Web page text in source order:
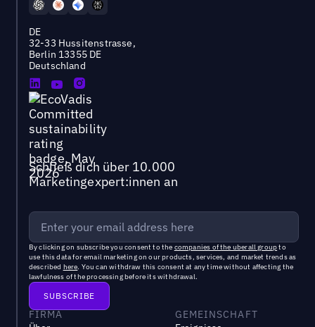
DE
32-33 Hussitenstrasse,
Berlin 13355 DE
Deutschland
Schließ dich über 10.000
Marketingexpert:innen an
By clicking on subscribe you consent to the companies of the uberall groupto
use this data for email marketing on our products, services, and market trends as
described here. You can withdraw this consent at any time without affecting the
lawfulness of the processing before its withdrawal.
FIRMA
GEMEINSCHAFT